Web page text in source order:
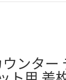
ンター